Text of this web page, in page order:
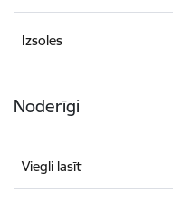
Izsoles
Noderīgi
Viegli lasīt